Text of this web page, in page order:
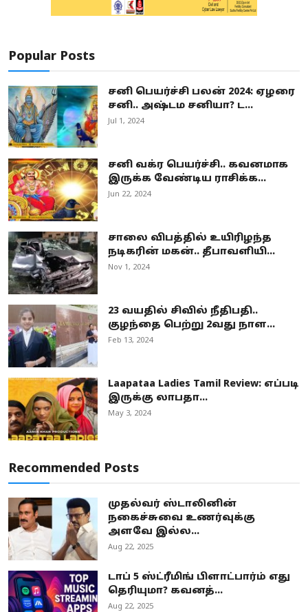
Popular Posts
சனி பெயர்ச்சி பலன் 2024: ஏழரை
சனி.. அஷ்டம சனியா? ட...
Jul 1, 2024
சனி வக்ர பெயர்ச்சி.. கவனமாக
இருக்க வேண்டிய ராசிக்க...
Jun 22, 2024
சாலை விபத்தில் உயிரிழந்த
நடிகரின் மகன்.. தீபாவளியி...
Nov 1, 2024
23 வயதில் சிவில் நீதிபதி..
குழந்தை பெற்று 2வது நாள...
Feb 13, 2024
Laapataa Ladies Tamil Review: எப்படி
இருக்கு லாபதா...
May 3, 2024
Recommended Posts
முதல்வர் ஸ்டாலினின்
நகைச்சுவை உணர்வுக்கு
அளவே இல்ல...
Aug 22, 2025
டாப் 5 ஸ்ட்ரீமிங் பிளாட்பார்ம் எது
தெரியுமா? கவனத்...
Aug 22, 2025